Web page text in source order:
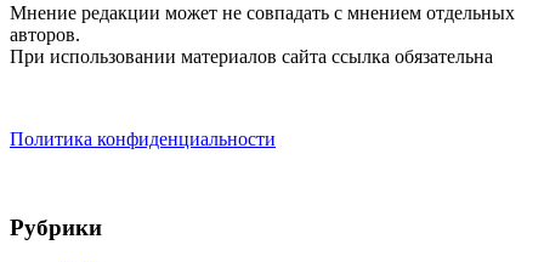
Мнение редакции может не совпадать с мнением отдельных
авторов.
При использовании материалов сайта ссылка обязательна
Политика конфиденциальности
Рубрики